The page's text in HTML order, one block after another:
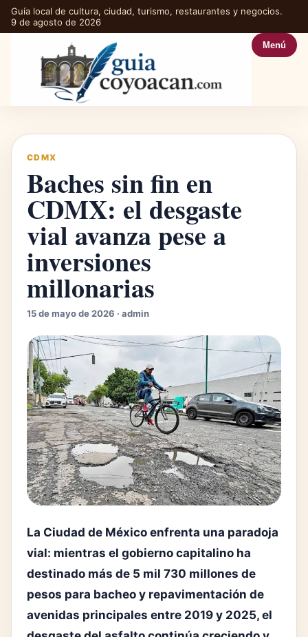
Guía local de cultura, ciudad, turismo, restaurantes y negocios.
9 de agosto de 2026
Menú
CDMX
Baches sin fin en
CDMX: el desgaste
vial avanza pese a
inversiones
millonarias
15 de mayo de 2026 · admin
La Ciudad de México enfrenta una paradoja
vial: mientras el gobierno capitalino ha
destinado más de 5 mil 730 millones de
pesos para bacheo y repavimentación de
avenidas principales entre 2019 y 2025, el